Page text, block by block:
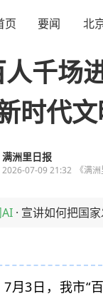
页 要闻 北
人千场
时代
满洲里日报
2026-07-09 21:32 《满
· 宣讲如何把国
7月3日，我市“